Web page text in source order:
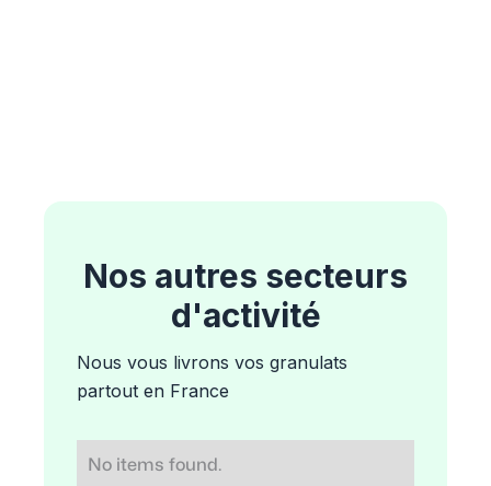
Nos autres secteurs
d'activité
Nous vous livrons vos granulats
partout en France
No items found.